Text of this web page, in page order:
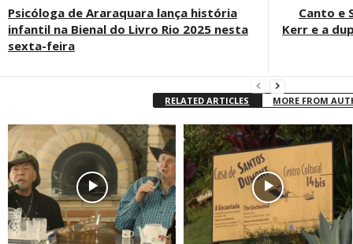
Psicóloga de Araraquara lança história
infantil na Bienal do Livro Rio 2025 nesta
sexta-feira
Canto e
Kerr e a
RELATED ARTICLES MORE FROM